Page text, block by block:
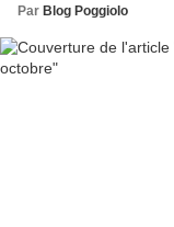
Par Blog Poggiolo